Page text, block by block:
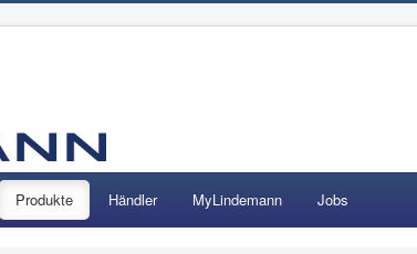
Produkte Händler MyLindemann Jobs